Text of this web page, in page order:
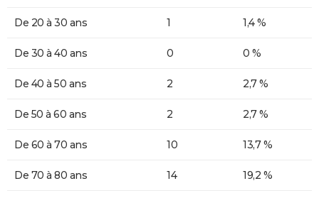
De 20 à 30 ans 1 1,4 %
De 30 à 40 ans 0 0 %
De 40 à 50 ans 2 2,7 %
De 50 à 60 ans 2 2,7 %
De 60 à 70 ans 10 13,7 %
De 70 à 80 ans 14 19,2 %